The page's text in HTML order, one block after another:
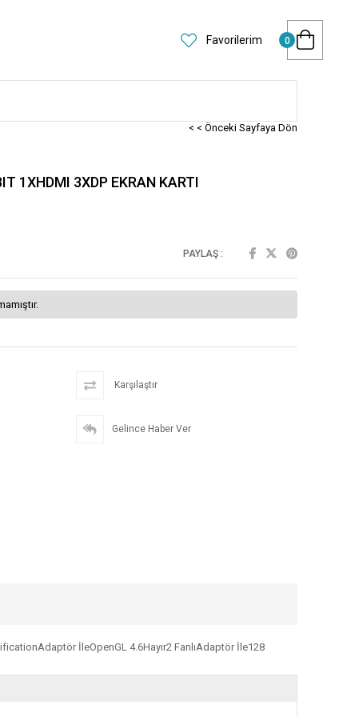
Favorilerim 0
< < Önceki Sayfaya Dön
1XHDMI 3XDP EKRAN KARTI
PAYLAŞ :
Karşılaştır
Gelince Haber Ver
İleOpenGL 4.6Hayır2 FanlıAdaptör İle128